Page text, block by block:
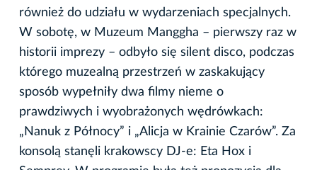
również do udziału w wydarzeniach specjalnych.
W sobotę, w Muzeum Manggha – pierwszy raz w
historii imprezy – odbyło się silent disco, podczas
którego muzealną przestrzeń w zaskakujący
sposób wypełniły dwa filmy nieme o
prawdziwych i wyobrażonych wędrówkach:
„Nanuk z Północy” i „Alicja w Krainie Czarów”. Za
konsolą stanęli krakowscy DJ-e: Eta Hox i